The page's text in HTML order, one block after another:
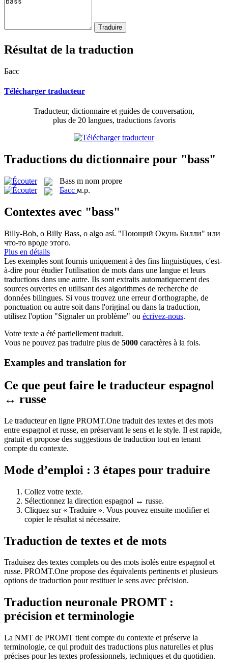
Résultat de la traduction
Басс
Télécharger traducteur
Traducteur, dictionnaire et guides de conversation,
plus de 20 langues, traductions favoris
Traductions du dictionnaire pour "bass"
Bass m nom propre
Басс м.р.
Contextes avec "bass"
Billy-Bob, o Billy Bass, o algo así. "Поющий Окунь Билли" или
что-то вроде этого.
Plus en détails
Les exemples sont fournis uniquement à des fins linguistiques, c'est-
à-dire pour étudier l'utilisation de mots dans une langue et leurs
traductions dans une autre. Ils sont extraits automatiquement des
sources ouvertes en utilisant des algorithmes de recherche de
données bilingues. Si vous trouvez une erreur d'orthographe, de
ponctuation ou autre soit dans l'original ou dans la traduction,
utilisez l'option "Signaler un problème" ou écrivez-nous.
Votre texte a été partiellement traduit.
Vous ne pouvez pas traduire plus de 5000 caractères à la fois.
Examples and translation for
Ce que peut faire le traducteur espagnol
↔ russe
Le traducteur en ligne PROMT.One traduit des textes et des mots
entre espagnol et russe, en préservant le sens et le style. Il est rapide,
gratuit et propose des suggestions de traduction tout en tenant
compte du contexte.
Mode d’emploi : 3 étapes pour traduire
Collez votre texte.
Sélectionnez la direction espagnol ↔ russe.
Cliquez sur « Traduire ». Vous pouvez ensuite modifier et
copier le résultat si nécessaire.
Traduction de textes et de mots
Traduisez des textes complets ou des mots isolés entre espagnol et
russe. PROMT.One propose des équivalents pertinents et plusieurs
options de traduction pour restituer le sens avec précision.
Traduction neuronale PROMT :
précision et terminologie
La NMT de PROMT tient compte du contexte et préserve la
terminologie, ce qui produit des traductions plus naturelles et plus
précises pour les textes professionnels, techniques et du quotidien.